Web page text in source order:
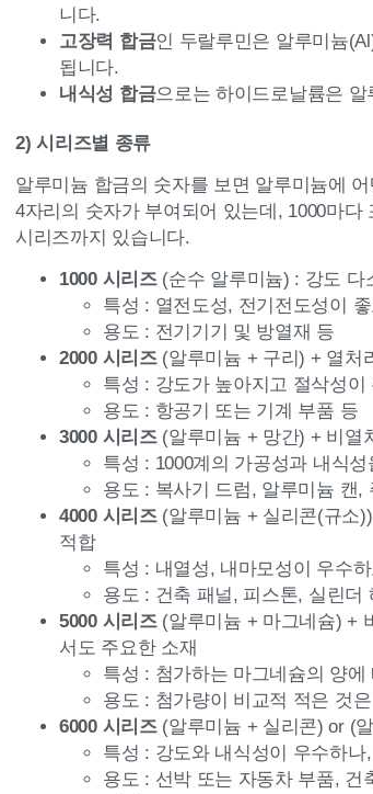
니다.
고장력 합금인 두랄루민은 알루미늄
됩니다.
내식성 합금으로는 하이드로날륨은
2) 시리즈별 종류
알루미늄 합금의 숫자를 보면 알루미늄에
4자리의 숫자가 부여되어 있는데, 1000마
시리즈까지 있습니다.
1000 시리즈(순수 알루미늄) : 강도 다
특성 : 열전도성, 전기전도성이
용도 : 전기기기 및 방열재 등
2000 시리즈(알루미늄 + 구리) + 열처
특성 : 강도가 높아지고 절삭성
용도 : 항공기 또는 기계 부품 등
3000 시리즈(알루미늄 + 망간) + 비열
특성 : 1000계의 가공성과 내식
용도 : 복사기 드럼, 알루미늄 캔,
4000 시리즈(알루미늄 + 실리콘(규소
적합
특성 : 내열성, 내마모성이 우수
용도 : 건축 패널, 피스톤, 실린더
5000 시리즈(알루미늄 + 마그네슘) +
서도 주요한 소재
특성 : 첨가하는 마그네슘의 양에
용도 : 첨가량이 비교적 적은 것
6000 시리즈(알루미늄 + 실리콘) or (
특성 : 강도와 내식성이 우수하
용도 : 선박 또는 자동차 부품, 건